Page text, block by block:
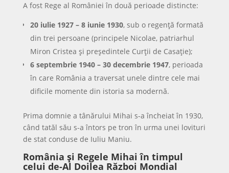
A fost Rege al României în două perioade distincte:
20 iulie 1927 – 8 iunie 1930, sub o regență formată
din trei persoane (principele Nicolae, patriarhul
Miron Cristea și președintele Curții de Casație);
6 septembrie 1940 – 30 decembrie 1947, perioada
în care România a traversat unele dintre cele mai
dificile momente din istoria sa modernă.
Prima domnie a tânărului Mihai s-a încheiat în 1930,
când tatăl său s-a întors pe tron în urma unei lovituri
de stat conduse de Iuliu Maniu.
România și Regele Mihai în timpul
celui de-Al Doilea Război Mondial